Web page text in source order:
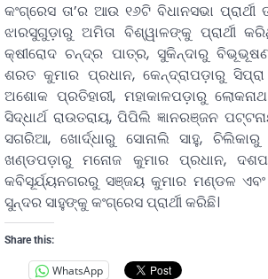
କଂଗ୍ରେସ ତା’ର ଆଉ ୧୬ଟି ବିଧାନସଭା
ଝାରସୁଗୁଡ଼ାରୁ ଅମିତା ବିଶ୍ୱାଳଙ୍କୁ ପ୍ରାର୍ଥୀ
କ୍ଷୀରୋଦ ଚନ୍ଦ୍ର ପାତ୍ର, ସୁକିନ୍ଦାରୁ
ଶରତ କୁମାର ପ୍ରଧାନ, କେନ୍ଦ୍ରାପଡ଼ାରୁ
ଅଶୋକ ପ୍ରତିହାରୀ, ମହାକାଳପଡ଼ାରୁ
ସିଦ୍ଧାର୍ଥ ରାଉତରାୟ, ପିପିଲି ଜ୍ଞାନରଞ୍ଜନ
ସଗରିଆ, ଖୋର୍ଦ୍ଧାରୁ ସୋନାଲି ସାହୁ, ଚିଲିକାରୁ
ଖଣ୍ଡପଡ଼ାରୁ ମନୋଜ କୁମାର ପ୍ରଧାନ,
କବିସୂର୍ଯ୍ୟନଗରରୁ ସଞ୍ଜୟ କୁମାର ମଣ୍ଡଳ
ସୁନ୍ଦର ସାହୁଙ୍କୁ କଂଗ୍ରେସ ପ୍ରାର୍ଥୀ କରିଛି।
Share this:
WhatsApp